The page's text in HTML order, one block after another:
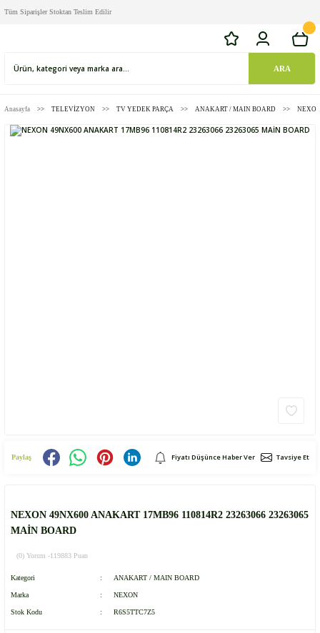
Tüm Siparişler Stoktan Teslim Edilir
ARA
Anasayfa TELEVİZYON TV YEDEK PARÇA ANAKART / MAIN BOARD
Paylaş Fiyatı Düşünce Haber Ver Tavsiye Et
NEXON 49NX600 ANAKART 17MB96 110814R2 23263066 23263065
MAİN BOARD
(0) Yorum -119883 Puan
Kategori ANAKART / MAIN BOARD
Marka NEXON
Stok Kodu R6S5TTC7Z5